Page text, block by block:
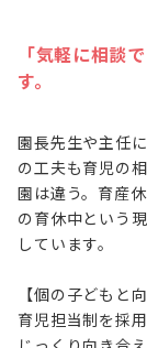
「気軽に相談
す。
園長先生や主任
の工夫も育児の
園は違う。育産
の育休中という
しています。
【個の子どもと
育児担当制を採